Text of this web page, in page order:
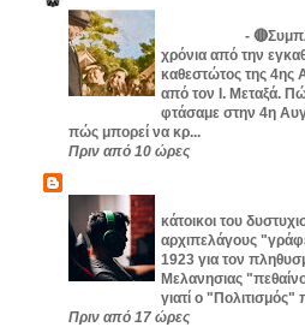
Αυγούστου.-
χρόνια από την
καθεστώτος της 4ης
από τον Ι. Μεταξά.
φτάσαμε στην 4η
πώς μπορεί να κρ...
Πριν από 10 ώρες
Θάνατος από πληξη
κάτοικοι του
αρχιπελάγους
1923 για τον
Μελανησιας
γιατί ο "Πολιτισμός"
Πριν από 17 ώρες